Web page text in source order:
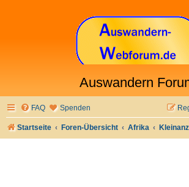
Auswandern
FAQ Spenden
Startseite Foren-Übersicht Afrika